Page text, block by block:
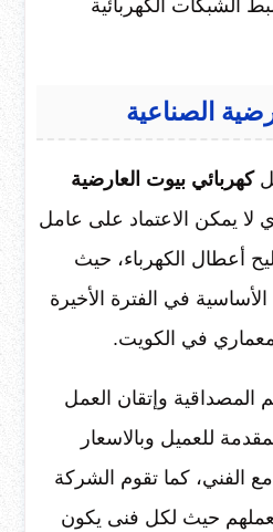
الشبكات الكهربائية
الصناعية
كهربائي بيوت العارضية
لا يمكن الاعتماد على عامل
أعطال الكهرباء، حيث
في الفترة الأخيرة
في الكويت.
المصداقية وإتقان العمل
للعميل وبالاسعار
مع الفني، كما تقوم الشركة
حيث لكل فنى يكون